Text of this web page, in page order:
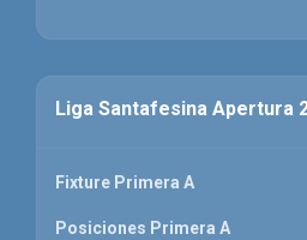
Liga Santafesina Apertura
Fixture Primera A
Posiciones Primera A